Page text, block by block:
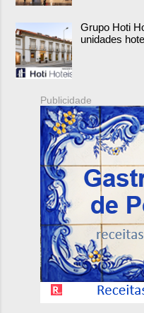
Grupo Hoti
unidades
Publicidade